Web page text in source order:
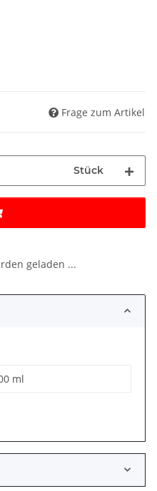
Frage zum Artikel
Stück
geladen ...
ml